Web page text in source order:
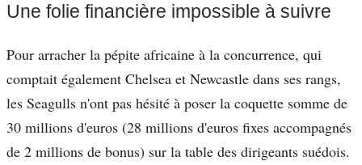
Une folie financière impossible à suivre
Pour arracher la pépite africaine à la concurrence, qui
comptait également Chelsea et Newcastle dans ses rangs,
les Seagulls n'ont pas hésité à poser la coquette somme de
30 millions d'euros (28 millions d'euros fixes accompagnés
de 2 millions de bonus) sur la table des dirigeants suédois.